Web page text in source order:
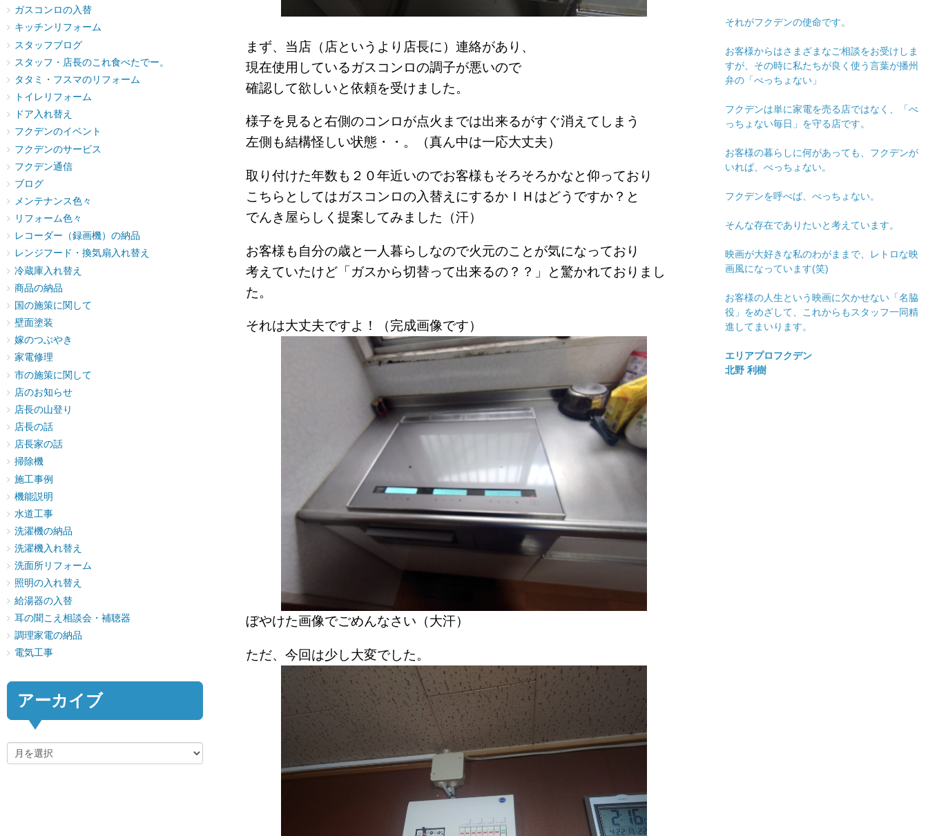
まず、当店（店というより店長に）連絡があり、
現在使用しているガスコンロの調子が悪いので
確認して欲しいと依頼を受けました。
様子を見ると右側のコンロが点火までは出来るがすぐ消えてしまう
左側も結構怪しい状態・・。（真ん中は一応大丈夫）
取り付けた年数も２０年近いのでお客様もそろそろかなと仰っており
こちらとしてはガスコンロの入替えにするかＩＨはどうですか？と
でんき屋らしく提案してみました（汗）
お客様も自分の歳と一人暮らしなので火元のことが気になっており
考えていたけど「ガスから切替って出来るの？？」と驚かれておりまし
た。
それは大丈夫ですよ！（完成画像です）
ぼやけた画像でごめんなさい（大汗）
ただ、今回は少し大変でした。
ガスコンロの入替
キッチンリフォーム
スタッフブログ
スタッフ・店長のこれ食べたでー。
タタミ・フスマのリフォーム
トイレリフォーム
ドア入れ替え
フクデンのイベント
フクデンのサービス
フクデン通信
ブログ
メンテナンス色々
リフォーム色々
レコーダー（録画機）の納品
レンジフード・換気扇入れ替え
冷蔵庫入れ替え
商品の納品
国の施策に関して
壁面塗装
嫁のつぶやき
家電修理
市の施策に関して
店のお知らせ
店長の山登り
店長の話
店長家の話
掃除機
施工事例
機能説明
水道工事
洗濯機の納品
洗濯機入れ替え
洗面所リフォーム
照明の入れ替え
給湯器の入替
耳の聞こえ相談会・補聴器
調理家電の納品
電気工事
アーカイブ
それがフクデンの使命です。
お客様からはさまざまなご相談をお受けしま
すが、その時に私たちが良く使う言葉が播州
弁の「べっちょない」
フクデンは単に家電を売る店ではなく、「べ
っちょない毎日」を守る店です。
お客様の暮らしに何があっても、フクデンが
いれば、べっちょない。
フクデンを呼べば、べっちょない。
そんな存在でありたいと考えています。
映画が大好きな私のわがままで、レトロな映
画風になっています(笑)
お客様の人生という映画に欠かせない「名脇
役」をめざして、これからもスタッフ一同精
進してまいります。
エリアプロフクデン
北野 利樹